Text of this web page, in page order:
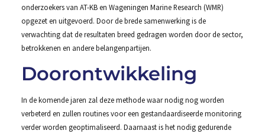
onderzoekers van AT-KB en Wageningen Marine Research (WMR)
opgezet en uitgevoerd. Door de brede samenwerking is de
verwachting dat de resultaten breed gedragen worden door de sector,
betrokkenen en andere belangenpartijen.
Doorontwikkeling
In de komende jaren zal deze methode waar nodig nog worden
verbeterd en zullen routines voor een gestandaardiseerde monitoring
verder worden geoptimaliseerd. Daarnaast is het nodig gedurende